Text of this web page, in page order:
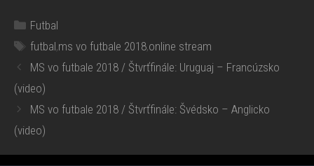
Kategórie
Futbal
Značky
futbal,ms vo futbale 2018,online stream
MS vo futbale 2018 / Štvrťfinále: Uruguaj – Francúzsko
(video)
MS vo futbale 2018 / Štvrťfinále: Švédsko – Anglicko
(video)